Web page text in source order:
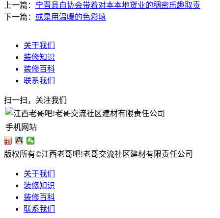
上一篇： 宁晋县自协会带着对本本地货业的稠密乐趣取责
下一篇： 或是用温暖的色彩填
关于我们
装修知识
装修百科
联系我们
扫一扫，关注我们
手机网站
版权所有©江西老哥吧!老哥交流社区建材有限责任公司
关于我们
装修知识
装修百科
联系我们